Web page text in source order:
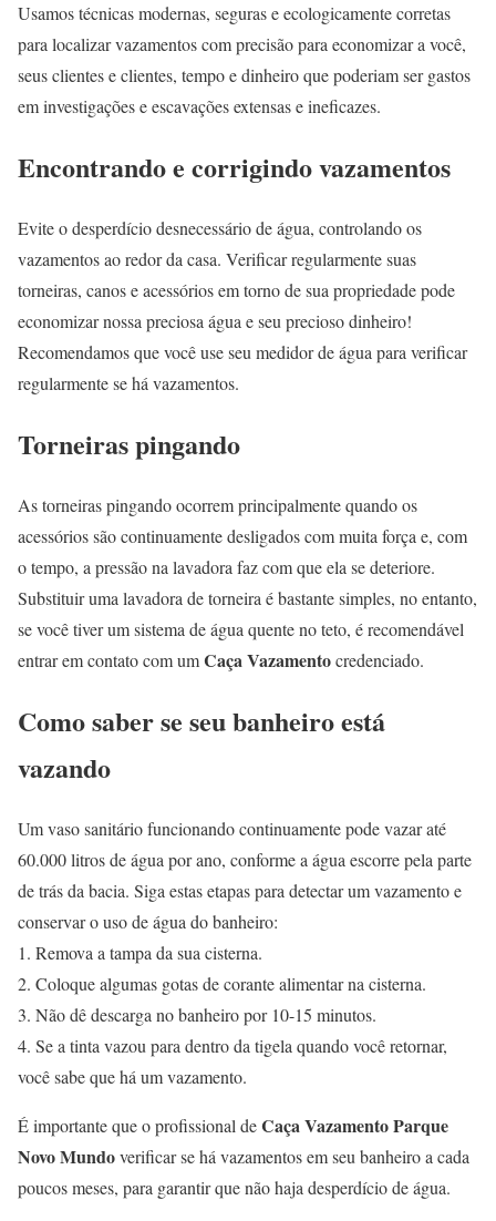
Usamos técnicas modernas, seguras e ecologicamente corretas
para localizar vazamentos com precisão para economizar a você,
seus clientes e clientes, tempo e dinheiro que poderiam ser gastos
em investigações e escavações extensas e ineficazes.
Encontrando e corrigindo vazamentos
Evite o desperdício desnecessário de água, controlando os
vazamentos ao redor da casa. Verificar regularmente suas
torneiras, canos e acessórios em torno de sua propriedade pode
economizar nossa preciosa água e seu precioso dinheiro!
Recomendamos que você use seu medidor de água para verificar
regularmente se há vazamentos.
Torneiras pingando
As torneiras pingando ocorrem principalmente quando os
acessórios são continuamente desligados com muita força e, com
o tempo, a pressão na lavadora faz com que ela se deteriore.
Substituir uma lavadora de torneira é bastante simples, no entanto,
se você tiver um sistema de água quente no teto, é recomendável
entrar em contato com umCaça Vazamentocredenciado.
Como saber se seu banheiro está
vazando
Um vaso sanitário funcionando continuamente pode vazar até
60.000 litros de água por ano, conforme a água escorre pela parte
de trás da bacia. Siga estas etapas para detectar um vazamento e
conservar o uso de água do banheiro:
1. Remova a tampa da sua cisterna.
2. Coloque algumas gotas de corante alimentar na cisterna.
3. Não dê descarga no banheiro por 10-15 minutos.
4. Se a tinta vazou para dentro da tigela quando você retornar,
você sabe que há um vazamento.
É importante que o profissional deCaça Vazamento Parque
Novo Mundoverificar se há vazamentos em seu banheiro a cada
poucos meses, para garantir que não haja desperdício de água.